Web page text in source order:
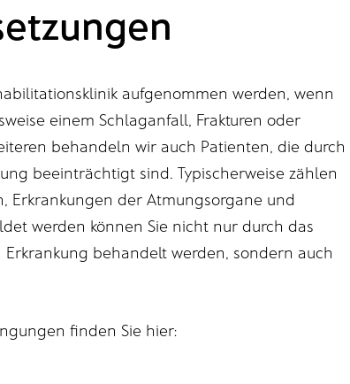
aufgenommen werden, wenn
einem Schlaganfall, Frakturen oder
behandeln wir auch Patienten, die durch
beeinträchtigt sind. Typischerweise zählen
Erkrankungen der Atmungsorgane und
werden können Sie nicht nur durch das
behandelt werden, sondern auch
finden Sie hier: